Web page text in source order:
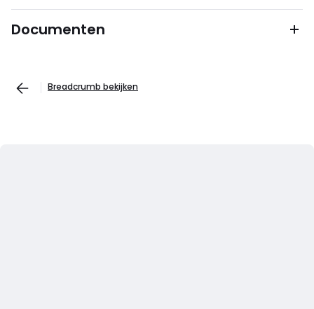
Documenten
Breadcrumb bekijken